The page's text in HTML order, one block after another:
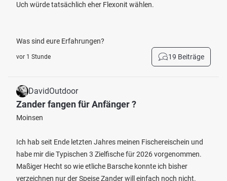
Uch würde tatsächlich eher Flexonit wählen.
Was sind eure Erfahrungen?
vor 1 Stunde 19 Beiträge
DavidOutdoor
Zander fangen für Anfänger ?
Moinsen
Ich hab seit Ende letzten Jahres meinen Fischereischein und
habe mir die Typischen 3 Zielfische für 2026 vorgenommen.
Maßiger Hecht so wie etliche Barsche konnte ich bisher
verzeichnen nur der Speise Zander will einfach noch nicht.